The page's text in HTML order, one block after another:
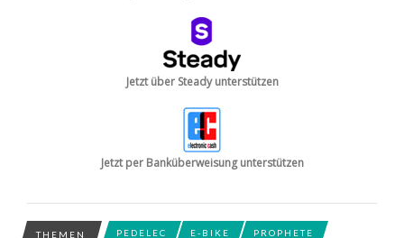
Jetzt über Steady unterstützen
Jetzt per Banküberweisung unterstützen
THEMEN PEDELEC E-BIKE PROPHETE